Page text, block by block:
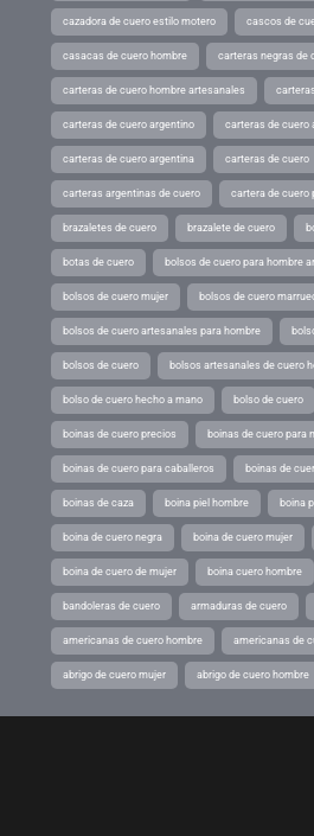
cazadora de cuero estilo motero cascos de
casacas de cuero hombre carteras negras de
carteras de cuero hombre artesanales
carteras de cuero argentino carteras de cuero
carteras de cuero argentina carteras de cuero
carteras argentinas de cuero cartera de cuero
brazaletes de cuero brazalete de cuero
botas de cuero bolsos de cuero para hombre
bolsos de cuero mujer bolsos de cuero
bolsos de cuero artesanales para hombre
bolsos de cuero bolsos artesanales de cuero
bolso de cuero hecho a mano bolso de cuero
boinas de cuero precios boinas de cuero para
boinas de cuero para caballeros boinas de
boinas de caza boina piel hombre boina
boina de cuero negra boina de cuero mujer
boina de cuero de mujer boina cuero hombre
bandoleras de cuero armaduras de cuero
americanas de cuero hombre americanas de
abrigo de cuero mujer abrigo de cuero hombre